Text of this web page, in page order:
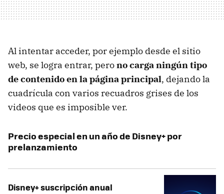
Al intentar acceder, por ejemplo desde el sitio
web, se logra entrar, perono carga ningún tipo
de contenido en la página principal, dejando la
cuadrícula con varios recuadros grises de los
videos que es imposible ver.
Precio especial en un año de Disney+ por
prelanzamiento
Disney+ suscripción anual